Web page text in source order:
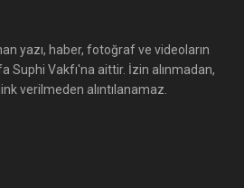
yazı, haber, fotoğraf ve videoların
Suphi Vakfı'na aittir. İzin alınmadan,
verilmeden alıntılanamaz.